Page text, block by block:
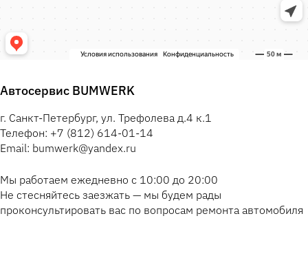
Автосервис BUMWERK
г. Санкт-Петербург, ул. Трефолева д.4 к.1
Телефон: +7 (812) 614-01-14
Email: bumwerk@yandex.ru
Мы работаем ежедневно с 10:00 до 20:00
Не стесняйтесь заезжать — мы будем рады
проконсультировать вас по вопросам ремонта автомобиля